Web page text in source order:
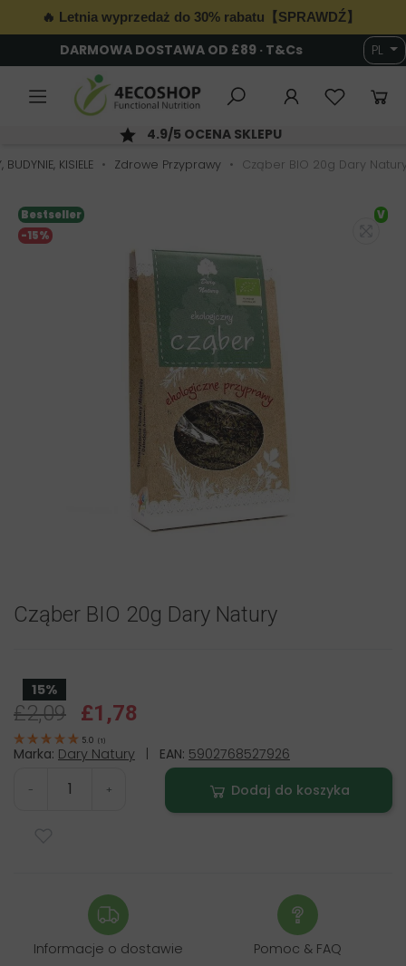
🔥 Letnia wyprzedaż do 30% rabatu【SPRAWDŹ】
DARMOWA DOSTAWA OD £89 · T&Cs PL
4.9/5 OCENA SKLEPU
KISIELE Zdrowe Przyprawy Cząber BIO 20g Dary
-15%
Bestseller V
Cząber BIO 20g Dary Natury
15%
£2,09 £1,78
5.0 (1)
Marka: Dary Natury | EAN: 5902768527926
- + Dodaj do koszyka
Informacje o dostawie Pomoc & FAQ